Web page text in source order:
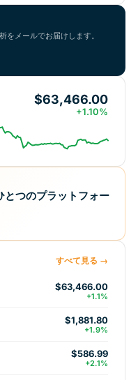
をメールでお届けします。
$63,466.00
+1.10%
つのプラットフォー
すべて見る →
$63,466.00
+1.1%
$1,881.80
+1.9%
$586.99
+2.1%